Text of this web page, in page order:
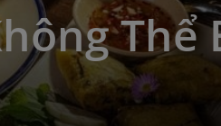
Thể